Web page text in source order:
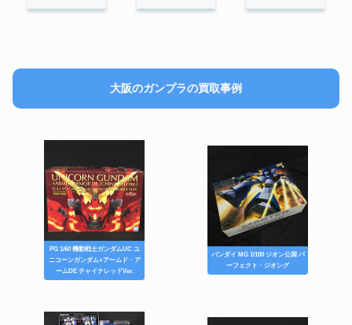
大阪のガンプラの買取事例
PG 1/60 機動戦士ガンダムUC ユ
ニコーンガンダム+アームド・ア
ームDE チャイナレッドVer.
バンダイ MG 1/100 ジオン公国 パ
ーフェクト・ジオング